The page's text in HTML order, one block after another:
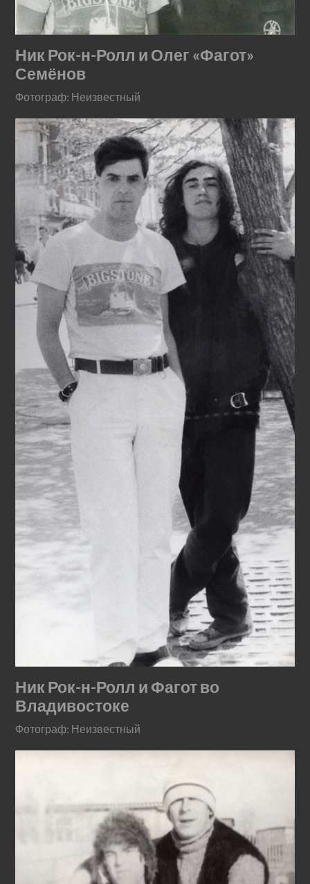
Ник Рок-н-Ролл и Олег «Фагот»
Семёнов
Фотограф: Неизвестный
Ник Рок-н-Ролл и Фагот во
Владивостоке
Фотограф: Неизвестный